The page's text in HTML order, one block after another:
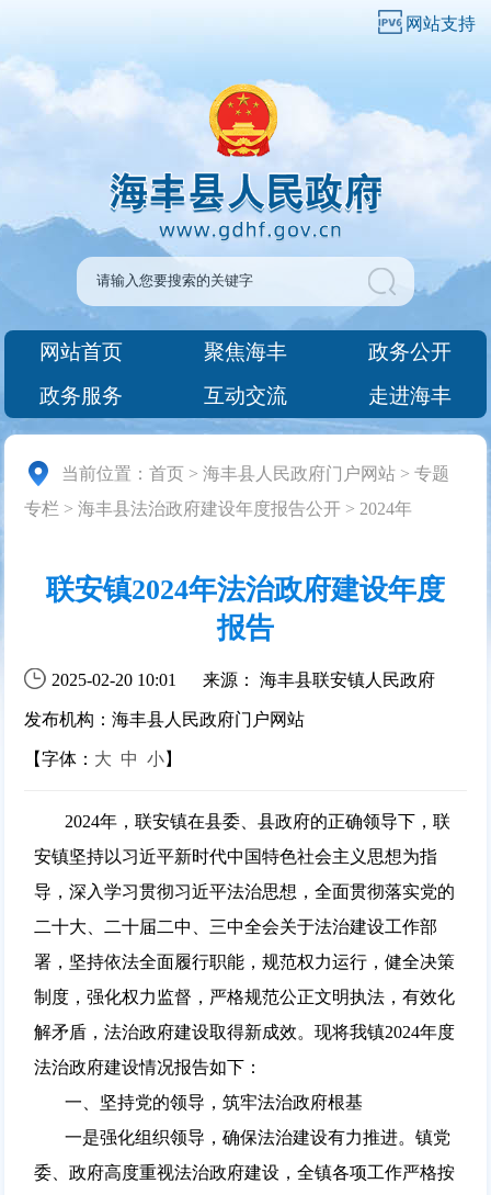
网站支持
网站首页 聚焦海丰
政务公开
政务服务
互动交流 走进海丰
当前位置：首页 >海丰县人民政府门户网站 >专题
专栏 >海丰县法治政府建设年度报告公开 > 2024年
联安镇2024年法治政府建设年度
报告
2025-02-20 10:01 来源： 海丰县联安镇人民政府
发布机构：海丰县人民政府门户网站
【字体： 大 中 小】
2024年，联安镇在县委、县政府的正确领导下，联
安镇坚持以习近平新时代中国特色社会主义思想为指
导，深入学习贯彻习近平法治思想，全面贯彻落实党的
二十大、二十届二中、三中全会关于法治建设工作部
署，坚持依法全面履行职能，规范权力运行，健全决策
制度，强化权力监督，严格规范公正文明执法，有效化
解矛盾，法治政府建设取得新成效。现将我镇2024年度
法治政府建设情况报告如下：
一、坚持党的领导，筑牢法治政府根基
一是强化组织领导，确保法治建设有力推进。镇党
委、政府高度重视法治政府建设，全镇各项工作严格按